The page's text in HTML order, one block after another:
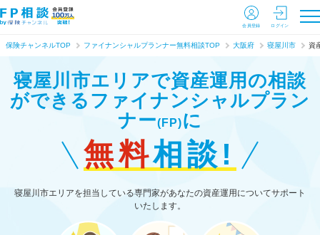
会員登録 ログイン
保険チャンネルTOP ファイナンシャルプランナー無料相談TOP 大阪府 寝屋川市 資
寝屋川市エリアで資産運用の相談
ができる ファイナンシャルプラン
ナー(FP)に
無料相談!
寝屋川市エリアを担当している専門家があなたの資産運用についてサポート
いたします。